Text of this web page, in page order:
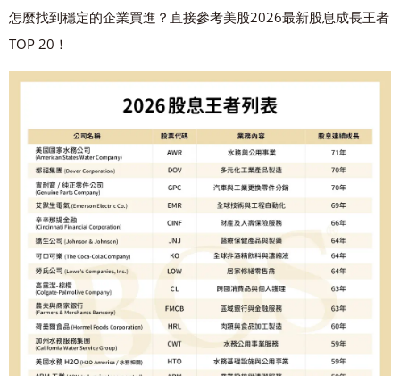
怎麼找到穩定的企業買進？直接參考美股2026最新股息成長王者
TOP 20！